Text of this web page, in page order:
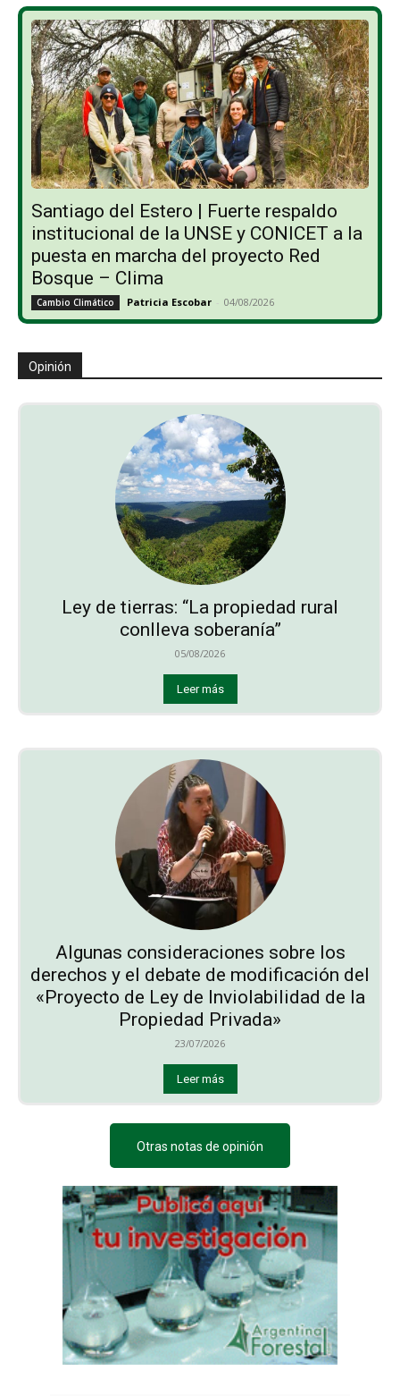
Santiago del Estero | Fuerte respaldo
institucional de la UNSE y CONICET a la
puesta en marcha del proyecto Red
Bosque – Clima
Cambio Climático Patricia Escobar - 04/08/2026
Opinión
Ley de tierras: “La propiedad rural
conlleva soberanía”
05/08/2026
Leer más
Algunas consideraciones sobre los
derechos y el debate de modificación del
«Proyecto de Ley de Inviolabilidad de la
Propiedad Privada»
23/07/2026
Leer más
Otras notas de opinión